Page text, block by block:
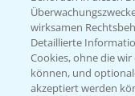
wirksamen
Detaillierte
Cookies, ohne die
können, und
akzeptiert werden